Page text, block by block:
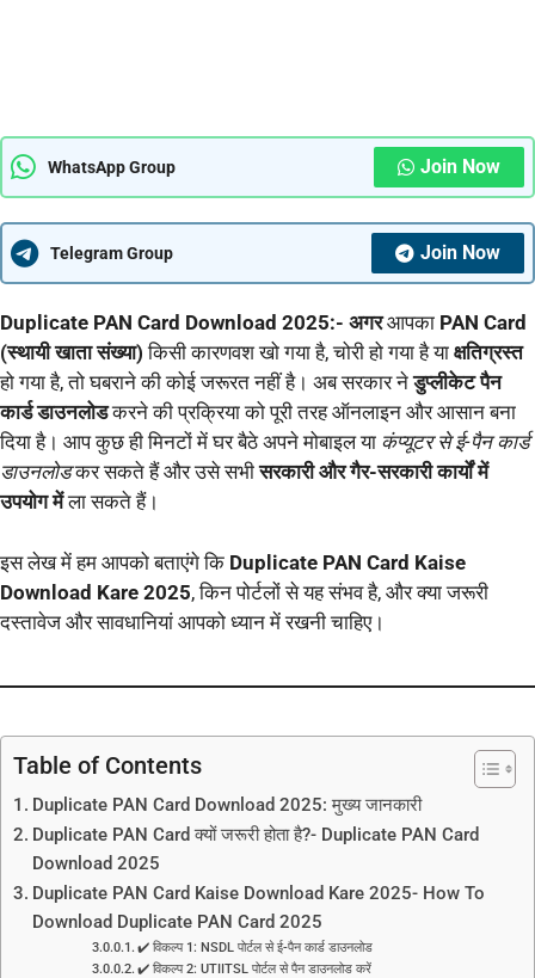
WhatsApp Group Join Now
Telegram Group Join Now
Duplicate PAN Card Download 2025:- अगरआपका PAN Card
(स्थायी खाता संख्या) किसी कारणवश खो गया है, चोरी हो गया है या क्षतिग्रस्त
हो गया है, तो घबराने की कोई जरूरत नहीं है। अब सरकार नेडुप्लीकेट पैन
कार्ड डाउनलोडकरने की प्रक्रिया को पूरी तरह ऑनलाइन और आसान बना
दिया है। आप कुछ ही मिनटों में घर बैठे अपने मोबाइल या कंप्यूटर से ई-पैन कार्ड
डाउनलोडकर सकते हैं और उसे सभीसरकारी और गैर-सरकारी कार्यों में
उपयोग मेंला सकते हैं।
इस लेख में हम आपको बताएंगे कि Duplicate PAN Card Kaise
Download Kare 2025, किन पोर्टलों से यह संभव है, और क्या जरूरी
दस्तावेज और सावधानियां आपको ध्यान में रखनी चाहिए।
Table of Contents
Duplicate PAN Card Download 2025: मुख्य जानकारी
Duplicate PAN Card क्यों जरूरी होता है?- Duplicate PAN Card
Download 2025
Duplicate PAN Card Kaise Download Kare 2025- How To
Download Duplicate PAN Card 2025
✔️ विकल्प 1: NSDL पोर्टल से ई-पैन कार्ड डाउनलोड
✔️ विकल्प 2: UTIITSL पोर्टल से पैन डाउनलोड करें